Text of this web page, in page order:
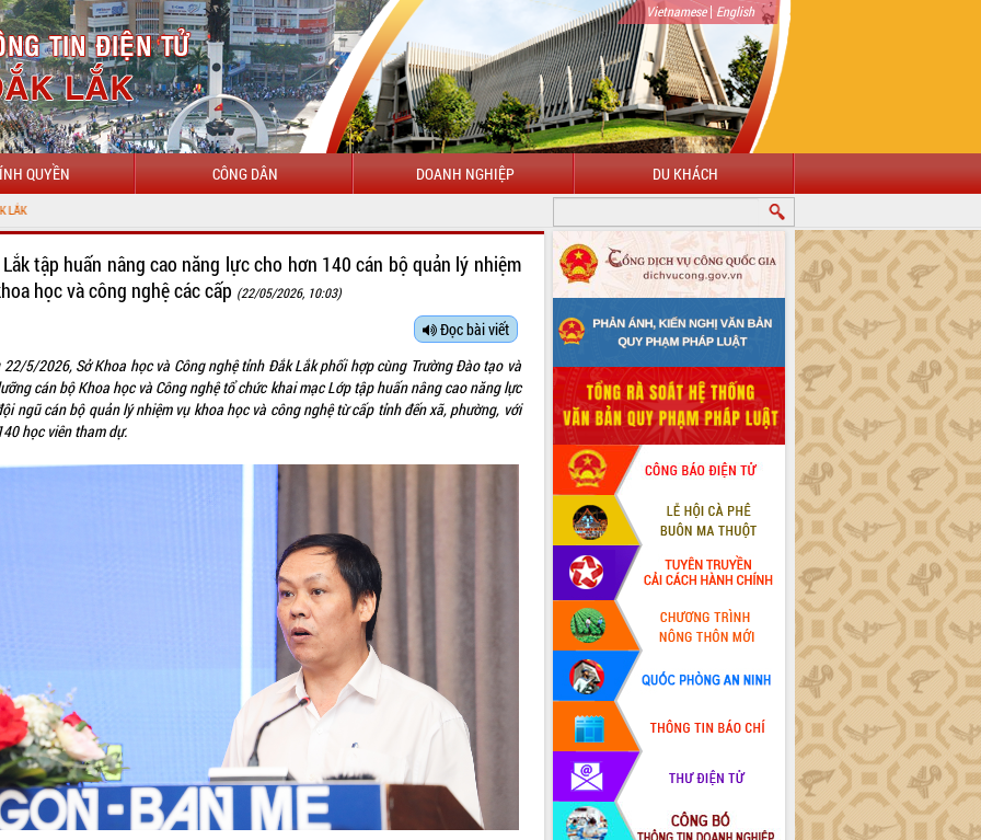
Vietnamese| English
QUYỀN CÔNG DÂN DOANH NGHIỆP DU KHÁCH
tập huấn nâng cao năng lực cho hơn 140 cán bộ quản lý nhiệm
học và công nghệ các cấp (22/05/2026, 10:03)
Đọc bài viết
22/5/2026, Sở Khoa học và Công nghệ tỉnh Đắk Lắk phối hợp cùng Trường Đào tạo và
cán bộ Khoa học và Công nghệ tổ chức khai mạc Lớp tập huấn nâng cao năng lực
ngũ cán bộ quản lý nhiệm vụ khoa học và công nghệ từ cấp tỉnh đến xã, phường, với
học viên tham dự.